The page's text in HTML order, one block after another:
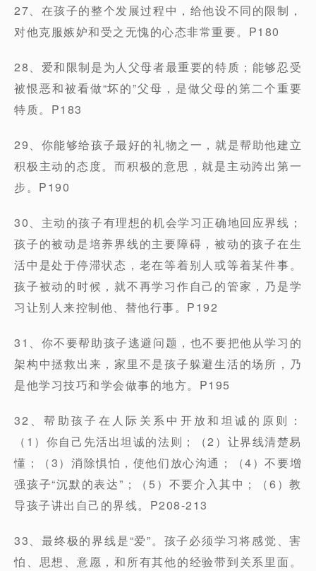
27、在孩子的整个发展过程中，给他设不同的限制，
对他克服嫉妒和受之无愧的心态非常重要。P180
28、爱和限制是为人父母者最重要的特质；能够忍受
被恨恶和被看做“坏的”父母，是做父母的第二个重要
特质。P183
29、你能够给孩子最好的礼物之一，就是帮助他建立
积极主动的态度。而积极的意思，就是主动跨出第一
步。P190
30、主动的孩子有理想的机会学习正确地回应界线；
孩子的被动是培养界线的主要障碍，被动的孩子在生
活中是处于停滞状态，老在等着别人或等着某件事。
孩子被动的时候，就不再学习作自己的管家，乃是学
习让别人来控制他、替他行事。P192
31、你不要帮助孩子逃避问题，也不要把他从学习的
架构中拯救出来，家里不是孩子躲避生活的场所，乃
是他学习技巧和学会做事的地方。P195
32、帮助孩子在人际关系中开放和坦诚的原则：
（1）你自己先活出坦诚的法则；（2）让界线清楚易
懂；（3）消除惧怕，使他们放心沟通；（4）不要增
强孩子“沉默的表达”；（5）不要介入其中；（6）教
导孩子讲出自己的界线。P208-213
33、最终极的界线是“爱”。孩子必须学习将感觉、害
怕、思想、意愿，和所有其他的经验带到关系里面。